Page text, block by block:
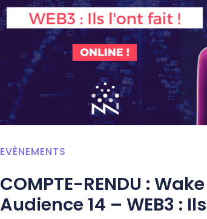
EVÈNEMENTS
COMPTE-RENDU :
Audience 14 – WEB3 :